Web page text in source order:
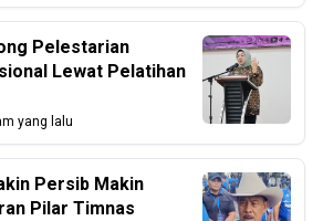
Pelestarian
Lewat Pelatihan
yang lalu
Persib Makin
Pilar Timnas